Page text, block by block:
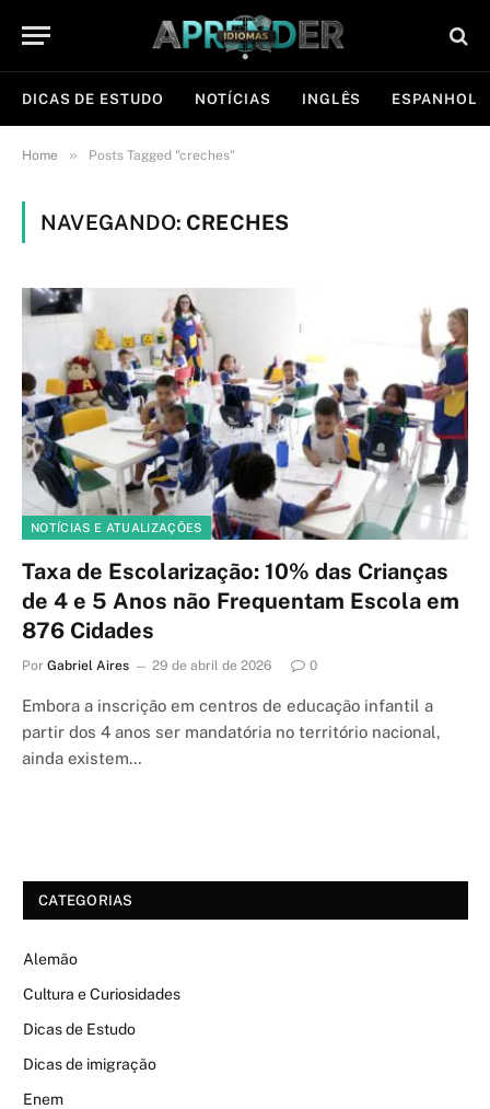
DICAS DE ESTUDO NOTÍCIAS INGLÊS ESPANHOL
Home » Posts Tagged "creches"
NAVEGANDO: CRECHES
NOTÍCIAS E ATUALIZAÇÕES
Taxa de Escolarização: 10% das Crianças
de 4 e 5 Anos não Frequentam Escola em
876 Cidades
Por Gabriel Aires 29 de abril de 2026 0
Embora a inscrição em centros de educação infantil a
partir dos 4 anos ser mandatória no território nacional,
ainda existem…
CATEGORIAS
Alemão
Cultura e Curiosidades
Dicas de Estudo
Dicas de imigração
Enem